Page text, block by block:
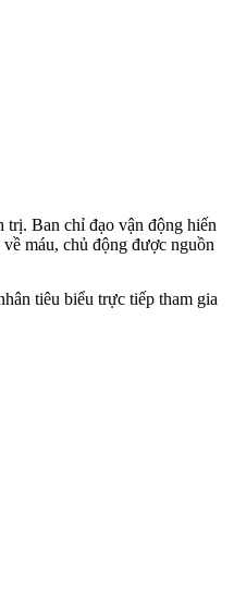
trị. Ban chỉ đạo vận động hiến
máu, chủ động được nguồn
tiêu biểu trực tiếp tham gia